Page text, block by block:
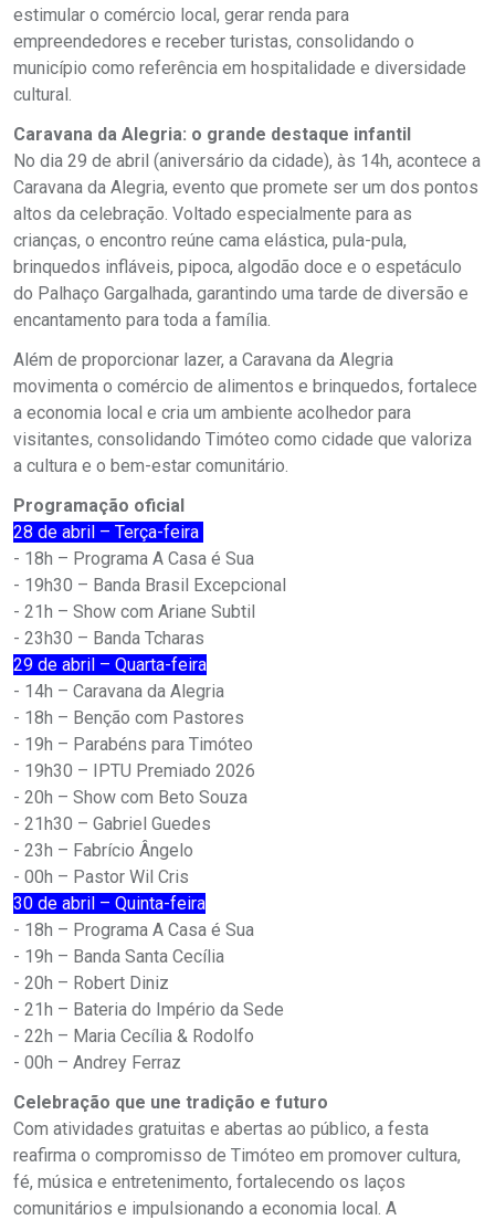
estimular o comércio local, gerar renda para
empreendedores e receber turistas, consolidando o
município como referência em hospitalidade e diversidade
cultural.
Caravana da Alegria: o grande destaque infantil
No dia 29 de abril (aniversário da cidade), às 14h, acontece a
Caravana da Alegria, evento que promete ser um dos pontos
altos da celebração. Voltado especialmente para as
crianças, o encontro reúne cama elástica, pula-pula,
brinquedos infláveis, pipoca, algodão doce e o espetáculo
do Palhaço Gargalhada, garantindo uma tarde de diversão e
encantamento para toda a família.
Além de proporcionar lazer, a Caravana da Alegria
movimenta o comércio de alimentos e brinquedos, fortalece
a economia local e cria um ambiente acolhedor para
visitantes, consolidando Timóteo como cidade que valoriza
a cultura e o bem-estar comunitário.
Programação oficial
28 de abril – Terça-feira
- 18h – Programa A Casa é Sua
- 19h30 – Banda Brasil Excepcional
- 21h – Show com Ariane Subtil
- 23h30 – Banda Tcharas
29 de abril – Quarta-feira
- 14h – Caravana da Alegria
- 18h – Benção com Pastores
- 19h – Parabéns para Timóteo
- 19h30 – IPTU Premiado 2026
- 20h – Show com Beto Souza
- 21h30 – Gabriel Guedes
- 23h – Fabrício Ângelo
- 00h – Pastor Wil Cris
30 de abril – Quinta-feira
- 18h – Programa A Casa é Sua
- 19h – Banda Santa Cecília
- 20h – Robert Diniz
- 21h – Bateria do Império da Sede
- 22h – Maria Cecília & Rodolfo
- 00h – Andrey Ferraz
Celebração que une tradição e futuro
Com atividades gratuitas e abertas ao público, a festa
reafirma o compromisso de Timóteo em promover cultura,
fé, música e entretenimento, fortalecendo os laços
comunitários e impulsionando a economia local. A